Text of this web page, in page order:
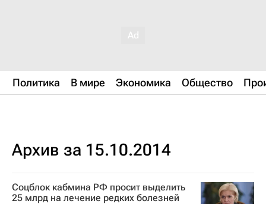
Политика В мире Экономика Общество
Архив за 15.10.2014
Соцблок кабмина РФ просит выделить
25 млрд на лечение редких болезней